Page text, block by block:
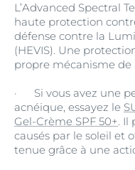
L’Advanced Spectral
haute protection
défense contre la
(HEVIS). Une
propre mécanisme de
· Si vous avez une
acnéique, essayez le
Gel-Crème SPF 50+. Il
causés par le soleil et
tenue grâce à une